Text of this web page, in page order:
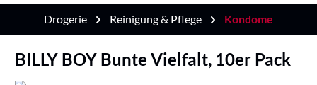
Drogerie Reinigung & Pflege Kondome
BILLY BOY Bunte Vielfalt, 10er Pack